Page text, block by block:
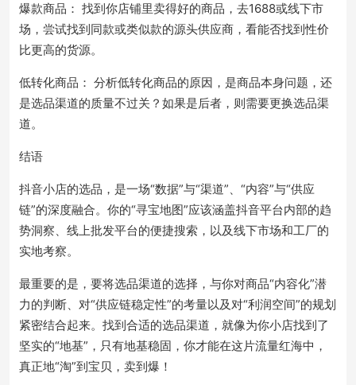
爆款商品： 找到你店铺里卖得好的商品，去1688或线下市
场，尝试找到同款或类似款的源头供应商，看能否找到性价
比更高的货源。
低转化商品： 分析低转化商品的原因，是商品本身问题，还
是选品渠道的质量不过关？如果是后者，则需要更换选品渠
道。
结语
抖音小店的选品，是一场“数据”与“渠道”、“内容”与“供应
链”的深度融合。你的“寻宝地图”应该涵盖抖音平台内部的趋
势洞察、线上批发平台的便捷搜索，以及线下市场和工厂的
实地考察。
最重要的是，要将选品渠道的选择，与你对商品“内容化”潜
力的判断、对“供应链稳定性”的考量以及对“利润空间”的规划
紧密结合起来。找到合适的选品渠道，就像为你小店找到了
坚实的“地基”，只有地基稳固，你才能在这片流量红海中，
真正地“淘”到宝贝，卖到爆！